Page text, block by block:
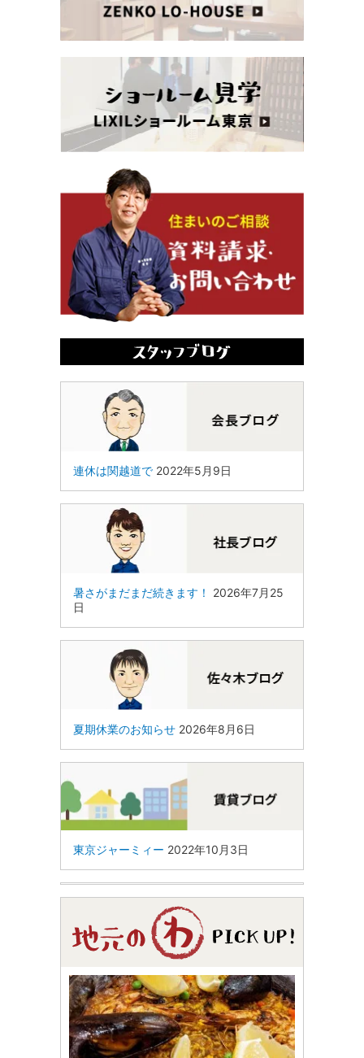
連休は関越道で 2022年5月9日
暑さがまだまだ続きます！
2026年7月25
日
夏期休業のお知らせ 2026年8月6日
東京ジャーミィー 2022年10月3日